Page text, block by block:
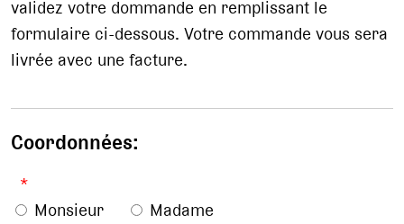
validez votre dommande en remplissant le
formulaire ci-dessous. Votre commande vous sera
livrée avec une facture.
Coordonnées:
*
Monsieur
Madame